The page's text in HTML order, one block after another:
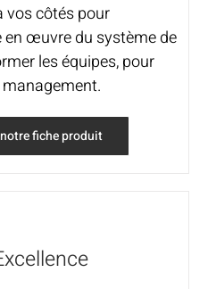
vos côtés pour
œuvre du système de
les équipes, pour
fiche produit